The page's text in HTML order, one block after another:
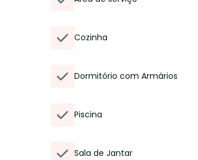
Cozinha
Dormitório com Armários
Piscina
Sala de Jantar